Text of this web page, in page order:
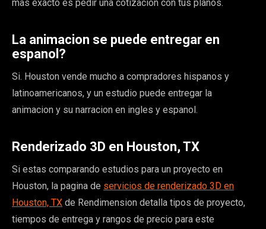
mas exacto es pedir una cotizacion con tus planos.
La animacion se puede entregar en
espanol?
Si. Houston vende mucho a compradores hispanos y
latinoamericanos, y un estudio puede entregar la
animacion y su narracion en ingles y espanol.
Renderizado 3D en Houston, TX
Si estas comparando estudios para un proyecto en
Houston, la pagina de servicios de renderizado 3D en
Houston, TX de Rendimension detalla tipos de proyecto,
tiempos de entrega y rangos de precio para este